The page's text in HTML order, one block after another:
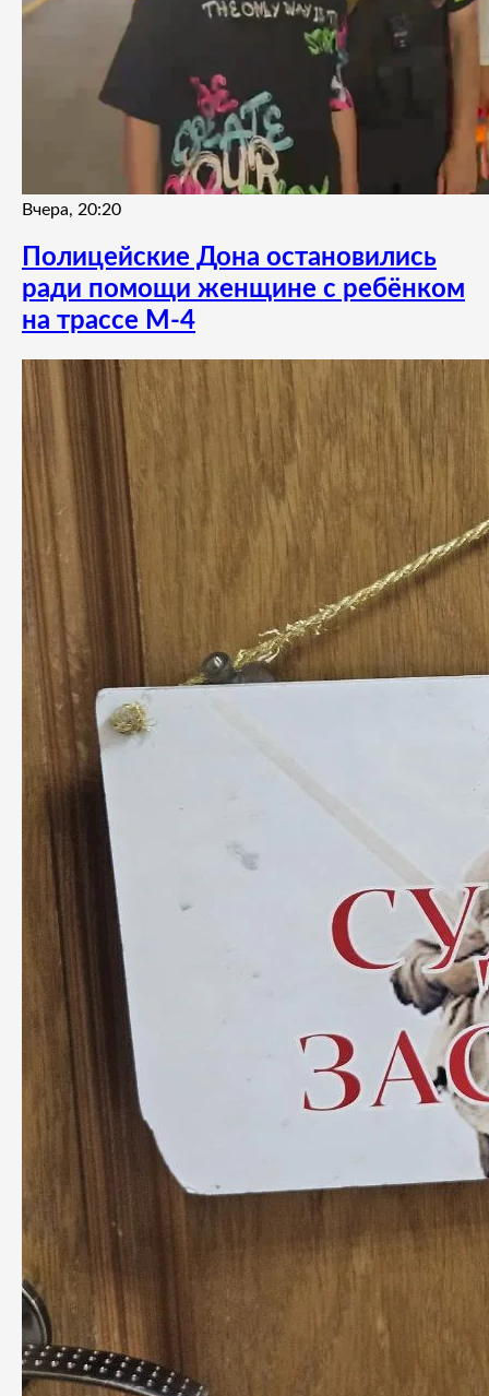
Вчера, 20:20
Полицейские Дона остановились
ради помощи женщине с ребёнком
на трассе М-4